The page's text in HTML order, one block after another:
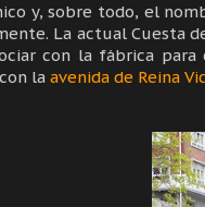
y, sobre todo, el
La actual Cuesta
con la fábrica
la avenida de Reina